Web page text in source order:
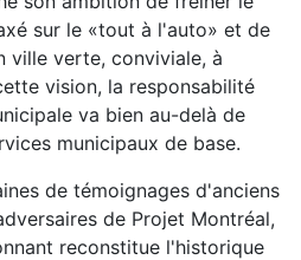
sur le «tout à l'auto» et de
ville verte, conviviale, à
vision, la responsabilité
va bien au-delà de
municipaux de base.
de témoignages d'anciens
de Projet Montréal,
reconstitue l'historique